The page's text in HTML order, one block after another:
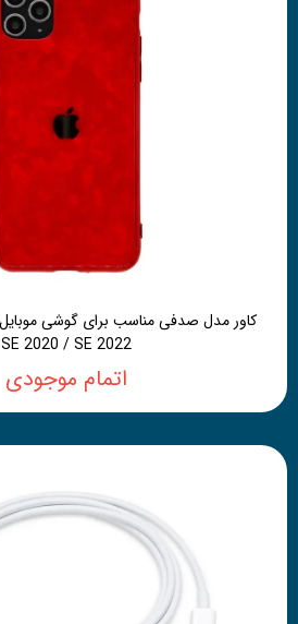
SE 2020 / SE 2022
اتمام موجودی